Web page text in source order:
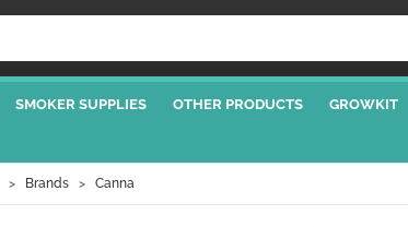
SMOKER SUPPLIES OTHER PRODUCTS GROWKIT
Brands Canna